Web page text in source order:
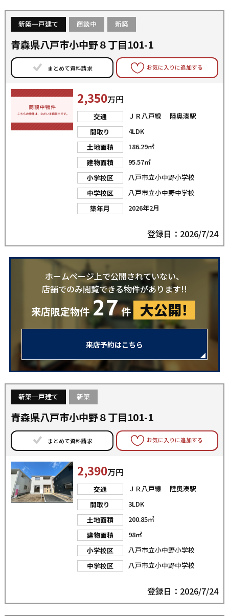
新築一戸建て 商談中 新築
青森県八戸市小中野８丁目101-1
まとめて資料請求 お気に入りに追加する
2,350万円
交通
ＪＲ八戸線 陸奥湊駅
間取り
4LDK
土地面積
186.29㎡
建物面積
95.57㎡
小学校区
八戸市立小中野小学校
中学校区
八戸市立小中野中学校
築年月
2026年2月
登録日：2026/7/24
ホームページ上で公開されていない、
店舗でのみ閲覧できる物件があります!!
来店限定物件27件 大公開！
来店予約はこちら
新築一戸建て 新築
青森県八戸市小中野８丁目101-1
まとめて資料請求 お気に入りに追加する
2,390万円
交通
ＪＲ八戸線 陸奥湊駅
間取り
3LDK
土地面積
200.85㎡
建物面積
98㎡
小学校区
八戸市立小中野小学校
中学校区
八戸市立小中野中学校
登録日：2026/7/24